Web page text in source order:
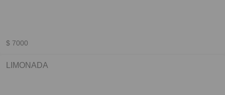
$ 7000
LIMONADA